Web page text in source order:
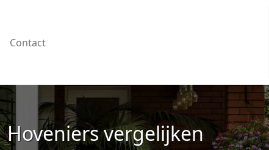
Contact
Hoveniers vergelijken